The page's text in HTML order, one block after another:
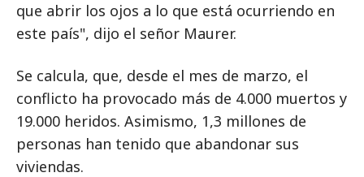
que abrir los ojos a lo que está ocurriendo en
este país", dijo el señor Maurer.
Se calcula, que, desde el mes de marzo, el
conflicto ha provocado más de 4.000 muertos y
19.000 heridos. Asimismo, 1,3 millones de
personas han tenido que abandonar sus
viviendas.